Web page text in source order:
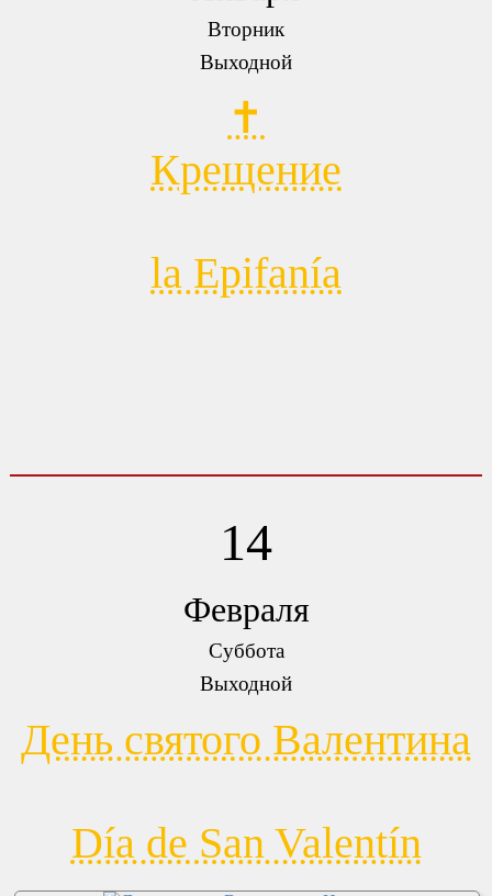
Вторник
Выходной
✝
Крещение
la Epifanía
14
Февраля
Суббота
Выходной
День святого Валентина
Día de San Valentín